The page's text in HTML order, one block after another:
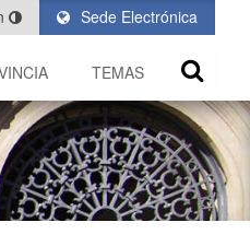
Sede Electrónica
TEMAS